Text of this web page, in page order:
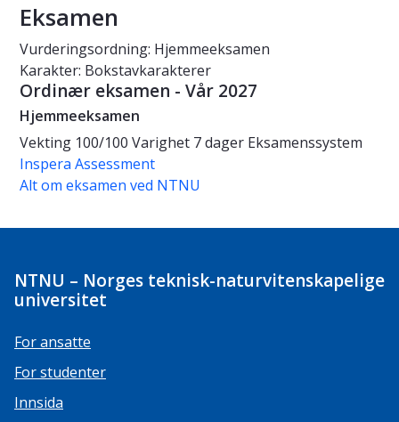
Eksamen
Vurderingsordning: Hjemmeeksamen
Karakter: Bokstavkarakterer
Ordinær eksamen - Vår 2027
Hjemmeeksamen
Vekting 100/100 Varighet 7 dager Eksamenssystem
Inspera Assessment
Alt om eksamen ved NTNU
NTNU – Norges teknisk-naturvitenskapelige
universitet
For ansatte
For studenter
Innsida